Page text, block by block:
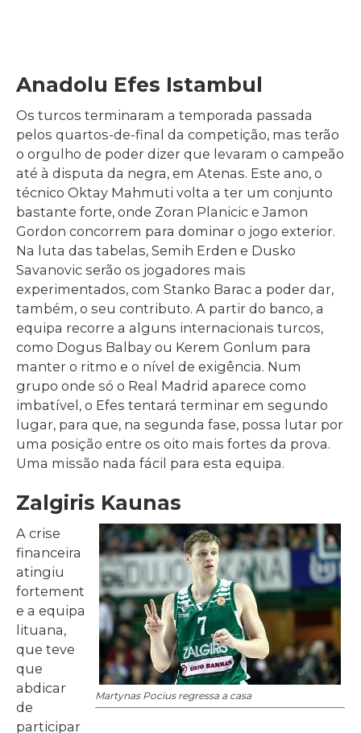
Anadolu Efes Istambul
Os turcos terminaram a temporada passada
pelos quartos-de-final da competição, mas terão
o orgulho de poder dizer que levaram o campeão
até à disputa da negra, em Atenas. Este ano, o
técnico Oktay Mahmuti volta a ter um conjunto
bastante forte, onde Zoran Planicic e Jamon
Gordon concorrem para dominar o jogo exterior.
Na luta das tabelas, Semih Erden e Dusko
Savanovic serão os jogadores mais
experimentados, com Stanko Barac a poder dar,
também, o seu contributo. A partir do banco, a
equipa recorre a alguns internacionais turcos,
como Dogus Balbay ou Kerem Gonlum para
manter o ritmo e o nível de exigência. Num
grupo onde só o Real Madrid aparece como
imbatível, o Efes tentará terminar em segundo
lugar, para que, na segunda fase, possa lutar por
uma posição entre os oito mais fortes da prova.
Uma missão nada fácil para esta equipa.
Zalgiris Kaunas
Martynas Pocius regressa a casa
A crise
financeira
atingiu
fortement
e a equipa
lituana,
que teve
que
abdicar
de
participar